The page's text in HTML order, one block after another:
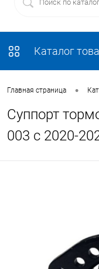
Каталог
Главная страница •
Суппорт
003 с 2020-